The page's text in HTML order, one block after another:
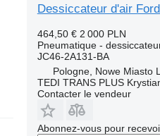
Dessiccateur d'air
464,50 € 2 000 PLN
Pneumatique -
JC46-2A131-BA
Pologne, Nowe Miasto
TEDI TRANS PLUS
Contacter le vendeur
Abonnez-vous pour